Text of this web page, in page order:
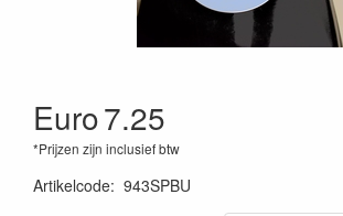
Euro7.25
*Prijzen zijn inclusief btw
Artikelcode: 943SPBU